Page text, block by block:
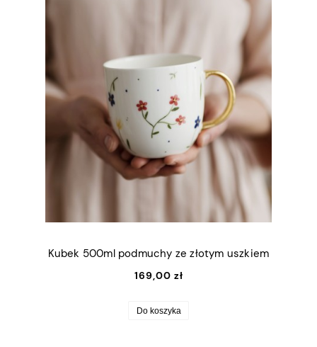
Kubek 500ml podmuchy ze złotym uszkiem
169,00 zł
Do koszyka